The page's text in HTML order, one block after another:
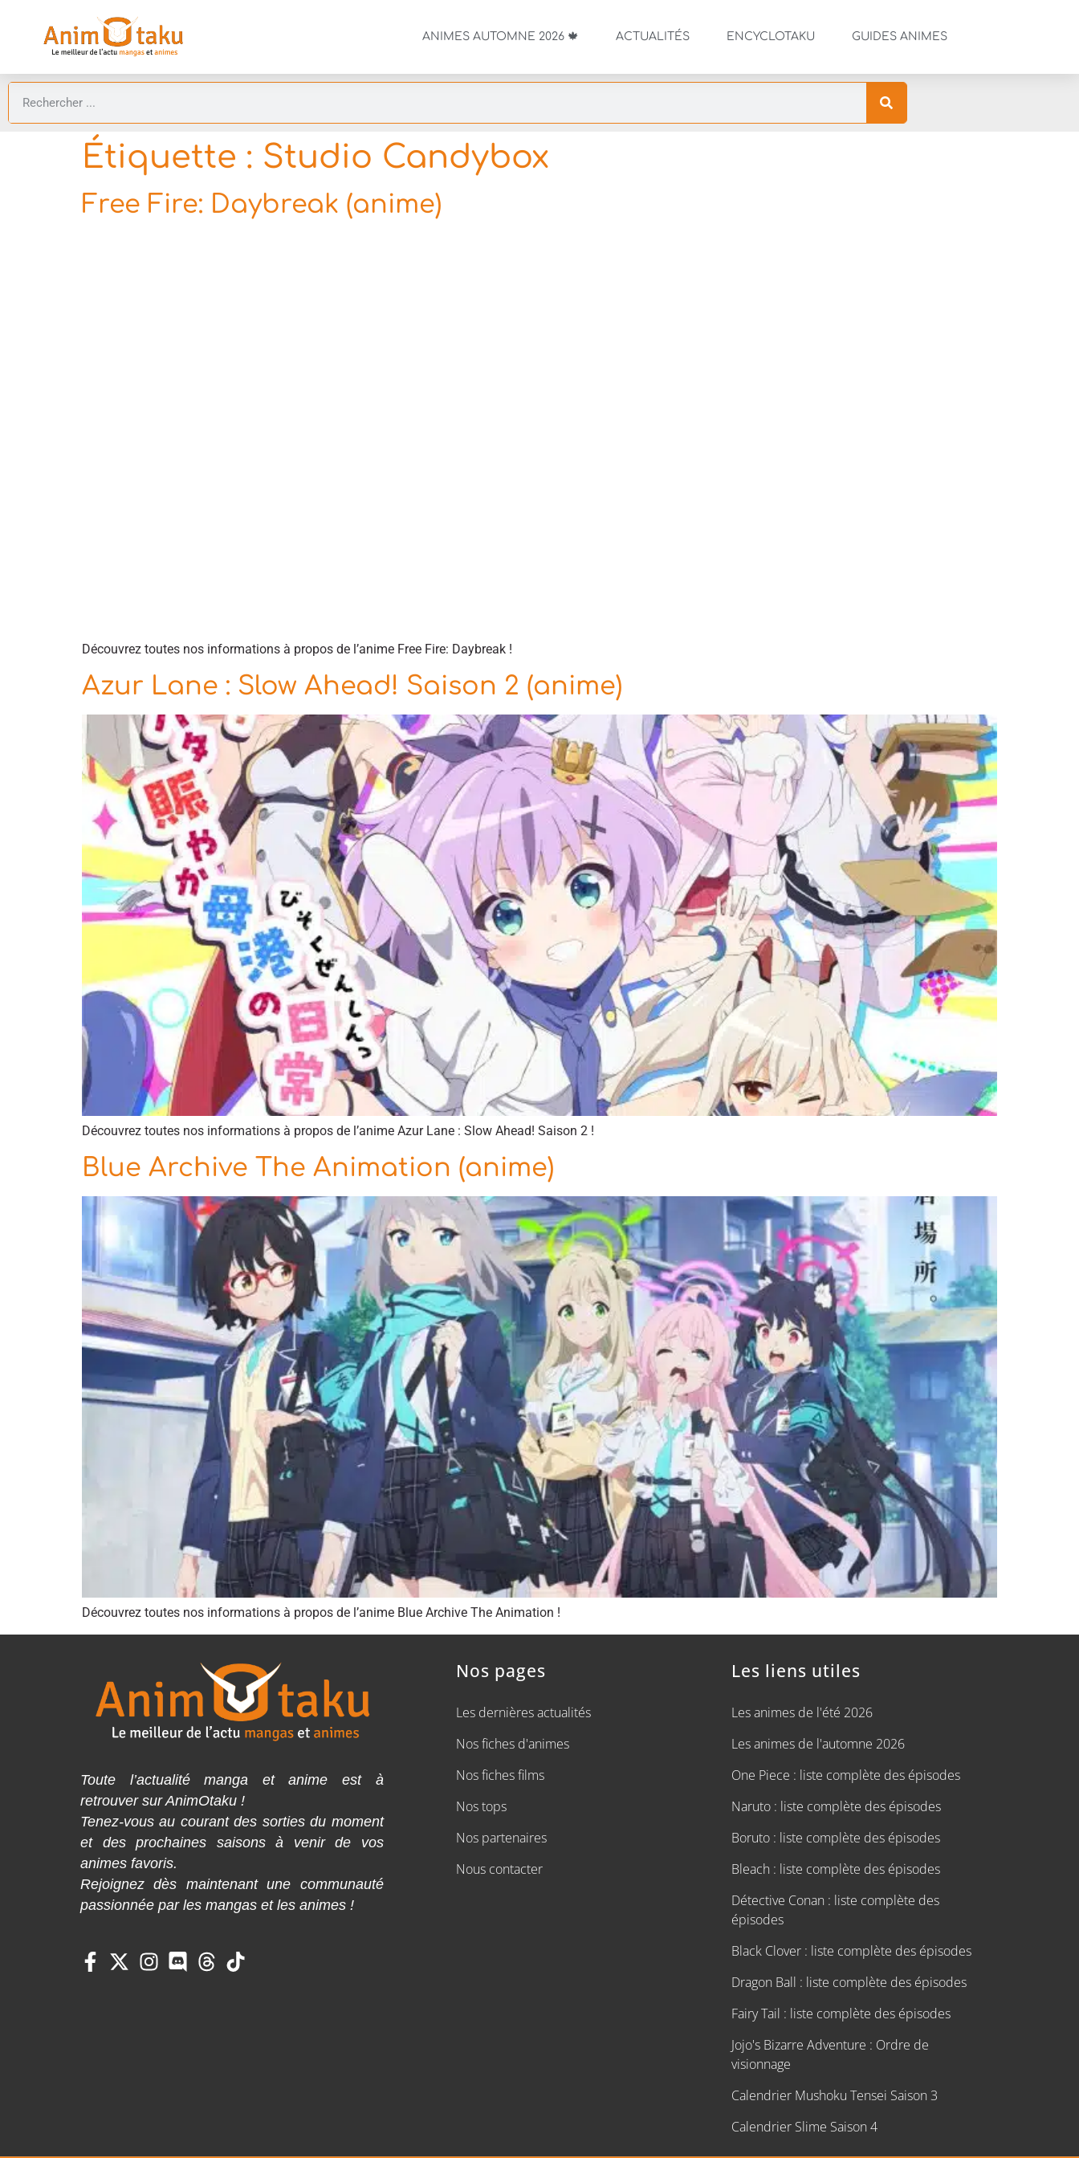
ANIMES AUTOMNE 2026 🍁 ACTUALITÉS ENCYCLOTAKU GUIDES ANIMES
Étiquette : Studio Candybox
Free Fire: Daybreak (anime)
Découvrez toutes nos informations à propos de l’anime Free Fire: Daybreak !
Azur Lane : Slow Ahead! Saison 2 (anime)
Découvrez toutes nos informations à propos de l’anime Azur Lane : Slow Ahead! Saison 2 !
Blue Archive The Animation (anime)
Découvrez toutes nos informations à propos de l’anime Blue Archive The Animation !
Toute l’actualité manga et anime est à
retrouver sur AnimOtaku !
Tenez-vous au courant des sorties du moment
et des prochaines saisons à venir de vos
animes favoris.
Rejoignez dès maintenant une communauté
passionnée par les mangas et les animes !
Nos pages
Les dernières actualités
Nos fiches d'animes
Nos fiches films
Nos tops
Nos partenaires
Nous contacter
Les liens utiles
Les animes de l'été 2026
Les animes de l'automne 2026
One Piece : liste complète des épisodes
Naruto : liste complète des épisodes
Boruto : liste complète des épisodes
Bleach : liste complète des épisodes
Détective Conan : liste complète des
épisodes
Black Clover : liste complète des épisodes
Dragon Ball : liste complète des épisodes
Fairy Tail : liste complète des épisodes
Jojo's Bizarre Adventure : Ordre de
visionnage
Calendrier Mushoku Tensei Saison 3
Calendrier Slime Saison 4